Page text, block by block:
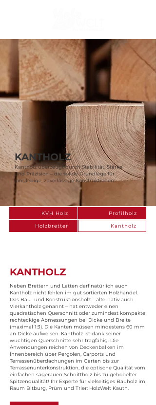
KANTHOLZ
Kantholz überzeugt durch Stabilität, Stärke
und Präzision – die solide Grundlage für
langlebige, zuverlässige Konstruktionen.
KVH Holz
Profilholz
Holzbretter
Kantholz
KANTHOLZ
Neben Brettern und Latten darf natürlich auch
Kantholz nicht fehlen im gut sortierten Holzhandel.
Das Bau- und Konstruktionsholz – alternativ auch
Vierkantholz genannt – hat entweder einen
quadratischen Querschnitt oder zumindest kompakte
rechteckige Abmessungen bei Dicke und Breite
(maximal 1:3). Die Kanten müssen mindestens 60 mm
an Dicke aufweisen. Kantholz ist dank seiner
wuchtigen Querschnitte sehr tragfähig. Die
Anwendungen reichen von Deckenbalken im
Innenbereich über Pergolen, Carports und
Terrassenüberdachungen im Garten bis zur
Terrassenunterkonstruktion, die optische Qualität vom
einfachen sägerauen Schnittholz bis zu gehobelter
Spitzenqualität! Ihr Experte für vielseitiges Bauholz im
Raum Bitburg, Prüm und Trier: HolzWelt Kauth.